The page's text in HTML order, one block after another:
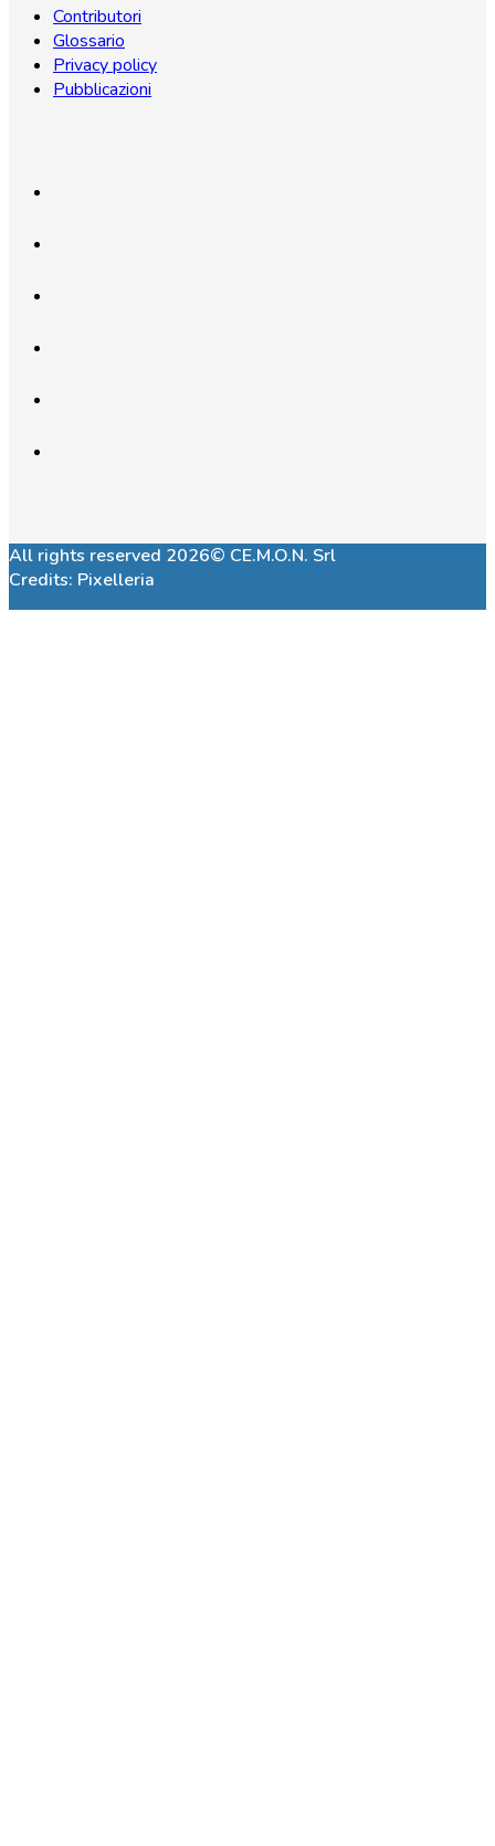
Contributori
Glossario
Privacy policy
Pubblicazioni
All rights reserved 2026© CE.M.O.N. Srl
Credits: Pixelleria